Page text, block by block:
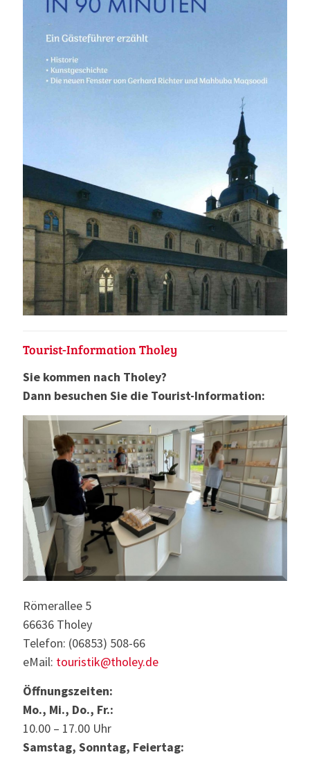
Tourist-Information Tholey
Sie kommen nach Tholey?
Dann besuchen Sie die Tourist-Information:
Römerallee 5
66636 Tholey
Telefon: (06853) 508-66
eMail: touristik@tholey.de
Öffnungszeiten:
Mo., Mi., Do., Fr.:
10.00 – 17.00 Uhr
Samstag, Sonntag, Feiertag: